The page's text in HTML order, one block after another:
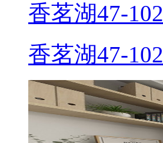
香茗湖47-102
香茗湖47-102